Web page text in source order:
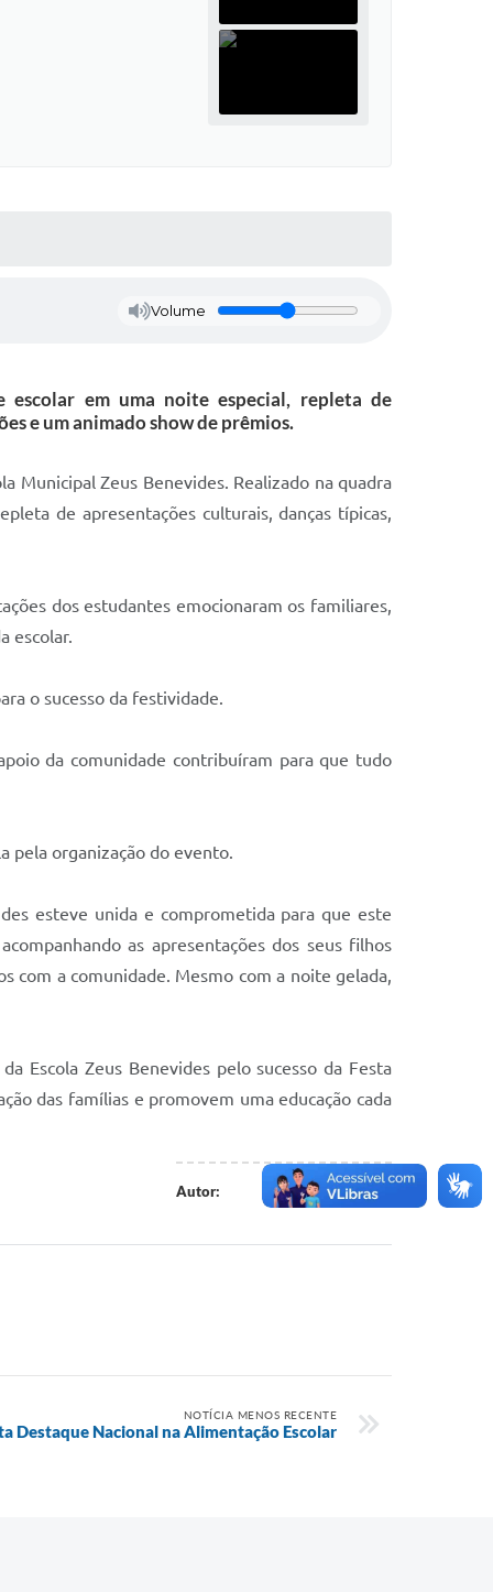
Volume
escolar em uma noite especial, repleta de
e um animado show de prêmios.
Municipal Zeus Benevides. Realizado na quadra
de apresentações culturais, danças típicas,
dos estudantes emocionaram os familiares,
escolar.
o sucesso da festividade.
da comunidade contribuíram para que tudo
pela organização do evento.
esteve unida e comprometida para que este
as apresentações dos seus filhos
com a comunidade. Mesmo com a noite gelada,
Escola Zeus Benevides pelo sucesso da Festa
das famílias e promovem uma educação cada
Autor: Everton Junior
NOTÍCIA MENOS RECENTE
Destaque Nacional na Alimentação Escolar